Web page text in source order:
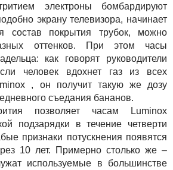
электроны бомбардируют
экрану телевизора, начинает
состав покрытия трубок, можно
оттенков. При этом часы
как говорят руководители
человек вдохнет газ из всех
, он получит такую же дозу
съедания бананов.
позволяет часам Luminox
подзарядки в течение четверти
признаки потускнения появятся
10 лет. Примерно столько же –
используемые в большинстве